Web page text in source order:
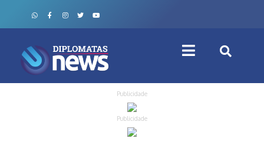
Publicidade
Publicidade